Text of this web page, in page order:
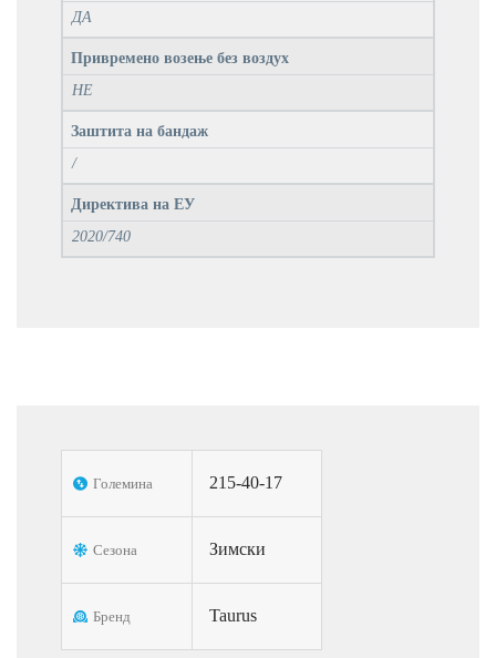
ДА
Привремено возење без воздух
НЕ
Заштита на бандаж
/
Директива на ЕУ
2020/740
Големина 215-40-17
Сезона Зимски
Бренд Taurus